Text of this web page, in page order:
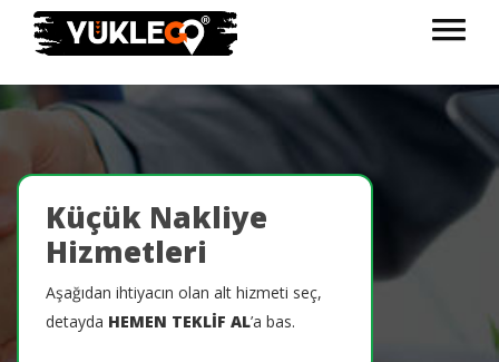
Küçük Nakliye
Hizmetleri
Aşağıdan ihtiyacın olan alt hizmeti seç,
detayda HEMEN TEKLİF AL’a bas.